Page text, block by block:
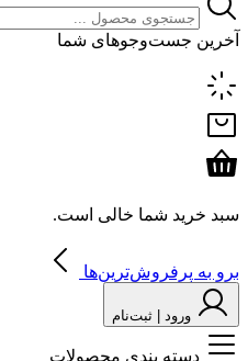
آخرین جست‌وجوهای شما
سبد خرید شما خالی است.
برو به پرفروش‌ترین‌ها
ورود | ثبت‌نام
دسته بندی محصولات